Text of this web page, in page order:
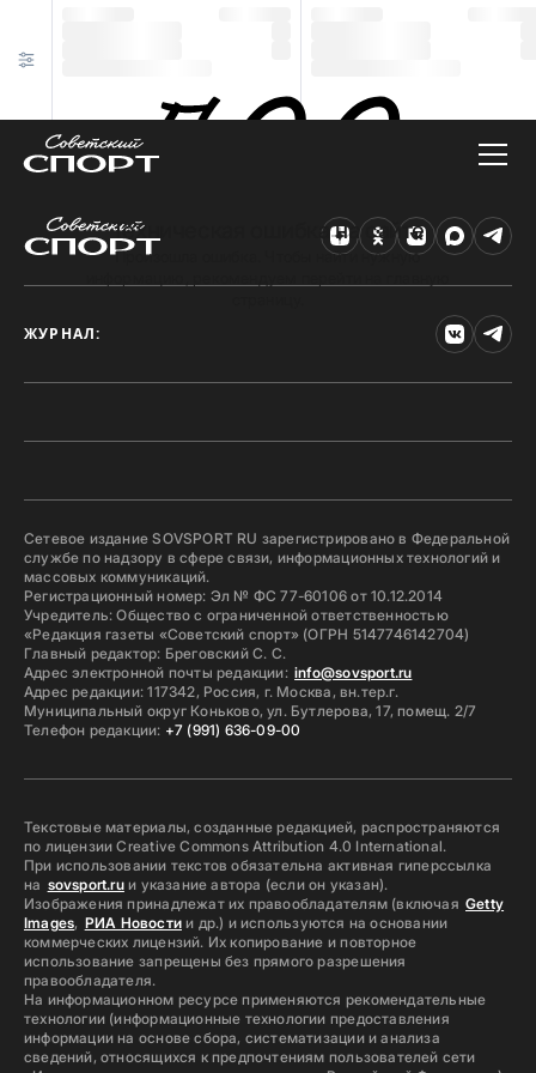
Техническая ошибка на сайте
Произошла ошибка. Чтобы найти нужную
ЖУРНАЛ:
Сетевое издание SOVSPORT RU зарегистрировано в Федеральной
службе по надзору в сфере связи, информационных технологий и
массовых коммуникаций.
Регистрационный номер: Эл № ФС 77-60106 от 10.12.2014
Учредитель: Общество с ограниченной ответственностью
«Редакция газеты «Советский спорт» (ОГРН 5147746142704)
Главный редактор: Бреговский С. С.
Адрес электронной почты редакции: info@sovsport.ru
Адрес редакции: 117342, Россия, г. Москва, вн.тер.г.
Муниципальный округ Коньково, ул. Бутлерова, 17, помещ. 2/7
Телефон редакции: +7 (991) 636-09-00
Текстовые материалы, созданные редакцией, распространяются
по лицензии Creative Commons Attribution 4.0 International.
При использовании текстов обязательна активная гиперссылка
на sovsport.ruи указание автора (если он указан).
Изображения принадлежат их правообладателям (включая Getty
Images, РИА Новостии др.) и используются на основании
коммерческих лицензий. Их копирование и повторное
использование запрещены без прямого разрешения
правообладателя.
На информационном ресурсе применяются рекомендательные
технологии (информационные технологии предоставления
информации на основе сбора, систематизации и анализа
сведений, относящихся к предпочтениям пользователей сети